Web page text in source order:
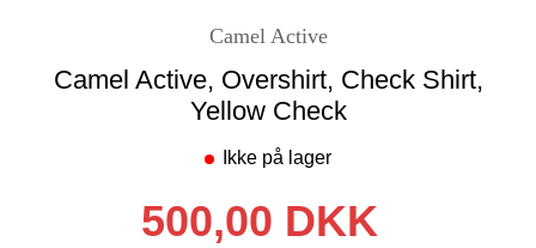
Camel Active
Camel Active, Overshirt, Check Shirt,
Yellow Check
Ikke på lager
500,00 DKK